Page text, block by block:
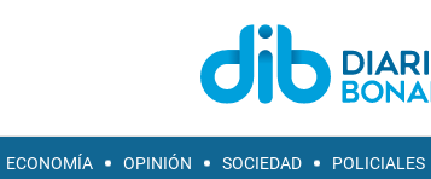
ECONOMÍA OPINIÓN SOCIEDAD POLICIALES